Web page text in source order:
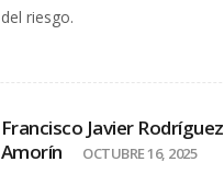
del riesgo.
Francisco Javier Rodríguez
Amorín
OCTUBRE 16, 2025